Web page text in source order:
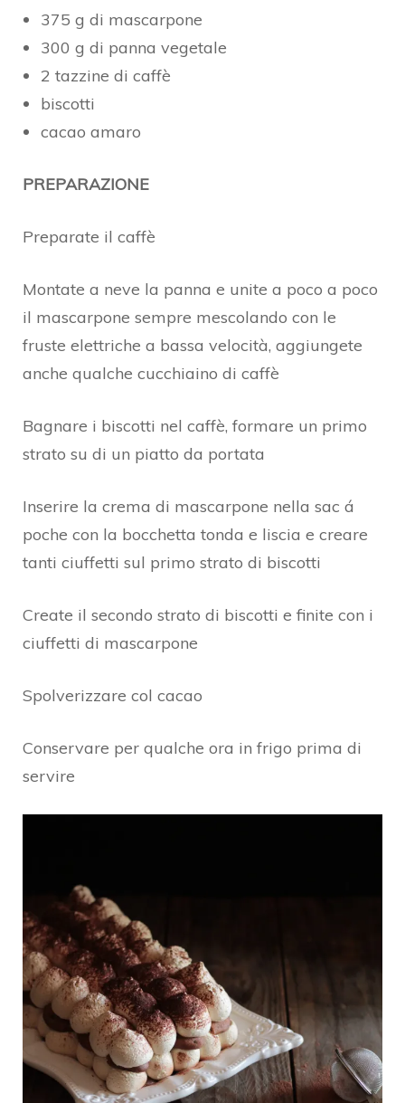
375 g di mascarpone
300 g di panna vegetale
2 tazzine di caffè
biscotti
cacao amaro
PREPARAZIONE
Preparate il caffè
Montate a neve la panna e unite a poco a poco
il mascarpone sempre mescolando con le
fruste elettriche a bassa velocità, aggiungete
anche qualche cucchiaino di caffè
Bagnare i biscotti nel caffè, formare un primo
strato su di un piatto da portata
Inserire la crema di mascarpone nella sac á
poche con la bocchetta tonda e liscia e creare
tanti ciuffetti sul primo strato di biscotti
Create il secondo strato di biscotti e finite con i
ciuffetti di mascarpone
Spolverizzare col cacao
Conservare per qualche ora in frigo prima di
servire